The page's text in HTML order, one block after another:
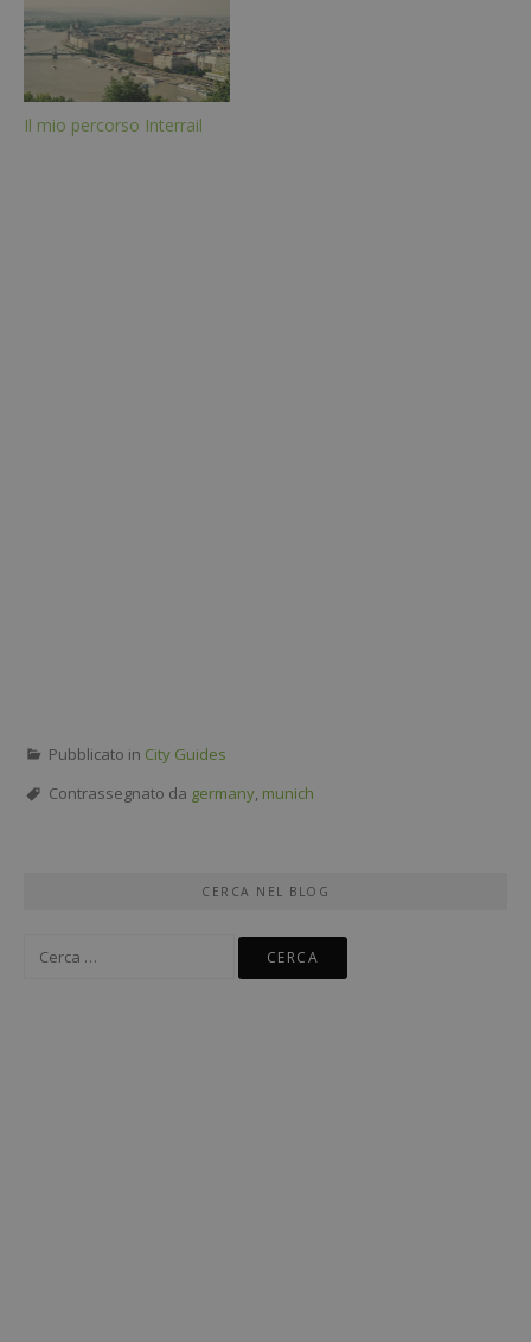
Il mio percorso Interrail
Pubblicato in City Guides
Contrassegnato da germany, munich
CERCA NEL BLOG